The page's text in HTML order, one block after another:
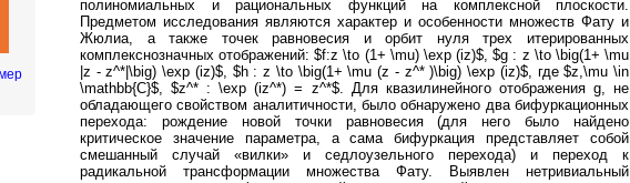
полиномиальных и рациональных функций на комплексной плоскости.
Предметом исследования являются характер и особенности множеств Фату и
Жюлиа, а также точек равновесия и орбит нуля трех итерированных
комплекснозначных отображений: $f:z \to (1+ \mu) \exp (iz)$, $g : z \to \big(1+ \mu
|z - z^*|\big) \exp (iz)$, $h : z \to \big(1+ \mu (z - z^* )\big) \exp (iz)$, где $z,\mu \in
\mathbb{C}$, $z^* : \exp (iz^*) = z^*$. Для квазилинейного отображения g, не
обладающего свойством аналитичности, было обнаружено два бифуркационных
перехода: рождение новой точки равновесия (для него было найдено
критическое значение параметра, а сама бифуркация представляет собой
смешанный случай «вилки» и седлоузельного перехода) и переход к
радикальной трансформации множества Фату. Выявлен нетривиальный